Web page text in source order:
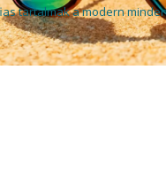
tartalmak a modern